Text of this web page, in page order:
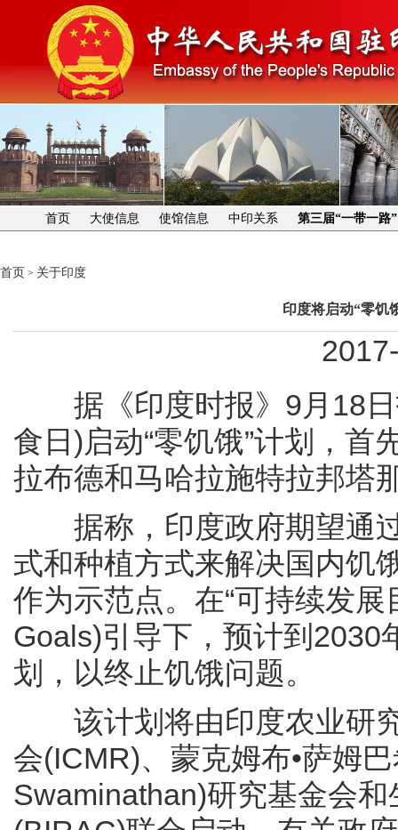
首页 大使信息 使馆信息 中印关系 第三届“一带一路
首页 > 关于印度
印度将启动“零饥
据《印度时报》9月18日
食日)启动“零饥饿”计划，
拉布德和马哈拉施特拉邦塔
据称，印度政府期望通过
式和种植方式来解决国内饥
作为示范点。在“可持续发
Goals)引导下，预计到2030
划，以终止饥饿问题。
该计划将由印度农业研究
会(ICMR)、蒙克姆布•萨姆
Swaminathan)研究基金会